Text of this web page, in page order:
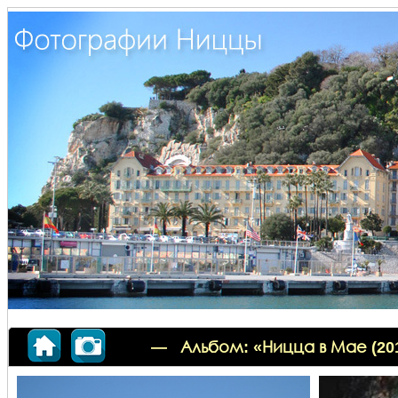
— Альбом: «Ницца в Мае